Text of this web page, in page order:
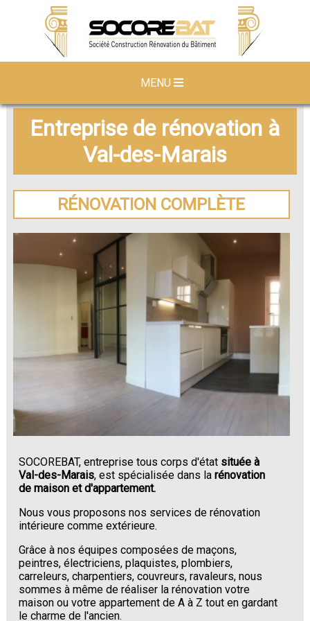
MENU
Entreprise de rénovation à
Val-des-Marais
RÉNOVATION COMPLÈTE
SOCOREBAT, entreprise tous corps d'état située à
Val-des-Marais, est spécialisée dans larénovation
de maison et d'appartement.
Nous vous proposons nos services de rénovation
intérieure comme extérieure.
Grâce à nos équipes composées de maçons,
peintres, électriciens, plaquistes, plombiers,
carreleurs, charpentiers, couvreurs, ravaleurs, nous
sommes à même de réaliser la rénovation votre
maison ou votre appartement de A à Z tout en gardant
le charme de l'ancien.